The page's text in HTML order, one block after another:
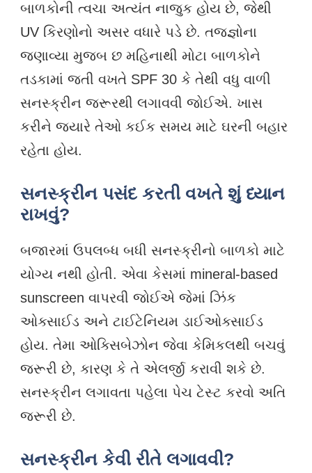
બાળકોની ત્વચા અત્યંત નાજુક હોય છે, જેથી
UV કિરણોનો અસર વધારે પડે છે. તજજ્ઞોના
જણાવ્યા મુજબ છ મહિનાથી મોટા બાળકોને
તડકામાં જતી વખતે SPF 30 કે તેથી વધુ વાળી
સનસ્ક્રીન જરૂરથી લગાવવી જોઈએ. ખાસ
કરીને જ્યારે તેઓ કઈક સમય માટે ઘરની બહાર
રહેતા હોય.
સનસ્ક્રીન પસંદ કરતી વખતે શું ધ્યાન
રાખવું?
બજારમાં ઉપલબ્ધ બધી સનસ્ક્રીનો બાળકો માટે
યોગ્ય નથી હોતી. એવા કેસમાં mineral-based
sunscreen વાપરવી જોઈએ જેમાં ઝિંક
ઓક્સાઈડ અને ટાઈટેનિયમ ડાઈઓક્સાઈડ
હોય. તેમા ઓક્સિબેઝોન જેવા કેમિકલથી બચવું
જરૂરી છે, કારણ કે તે એલર્જી કરાવી શકે છે.
સનસ્ક્રીન લગાવતા પહેલા પેચ ટેસ્ટ કરવો અતિ
જરૂરી છે.
સનસ્ક્રીન કેવી રીતે લગાવવી?